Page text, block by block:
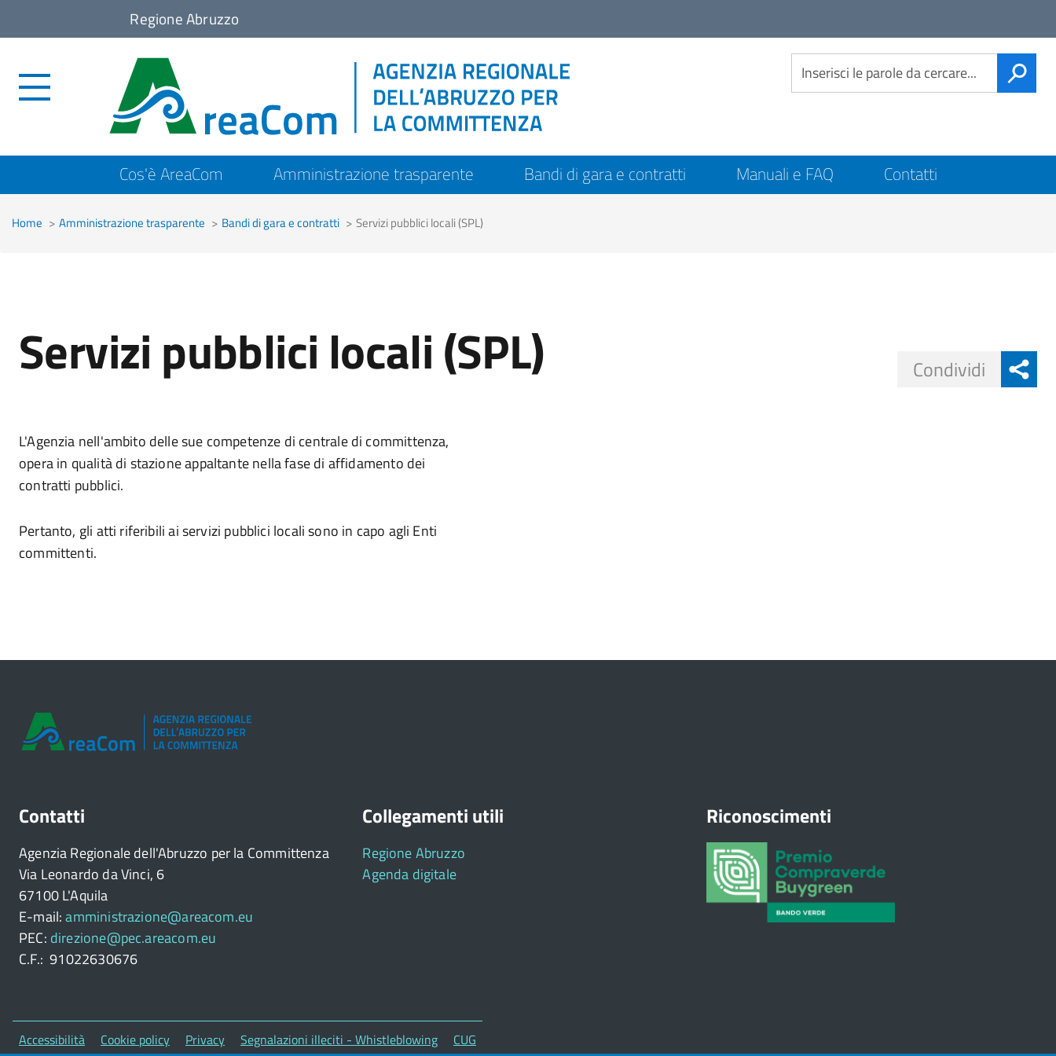
Regione Abruzzo
Link
social
menu
Cos'è AreaCom Amministrazione trasparente Bandi di gara e contratti Manuali e FAQ Contatti
Home Amministrazione trasparente Bandi di gara e contratti Servizi pubblici locali (SPL)
Servizi pubblici locali (SPL)
L'Agenzia nell'ambito delle sue competenze di centrale di committenza,
opera in qualità di stazione appaltante nella fase di affidamento dei
contratti pubblici.
Pertanto, gli atti riferibili ai servizi pubblici locali sono in capo agli Enti
committenti.
Condividi
Contatti
Agenzia Regionale dell'Abruzzo per la Committenza
Via Leonardo da Vinci, 6
67100 L'Aquila
E-mail:amministrazione@areacom.eu
PEC: direzione@pec.areacom.eu
C.F.: 91022630676
Collegamenti utili
Regione Abruzzo
Agenda digitale
Riconoscimenti
Piè
Accessibilità Cookie policy Privacy Segnalazioni illeciti - Whistleblowing CUG